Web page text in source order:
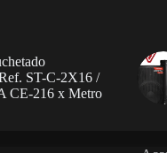
ST-C-2X16 /
CE-216 x Metro